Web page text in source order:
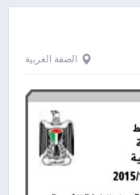
الضفة الغربية